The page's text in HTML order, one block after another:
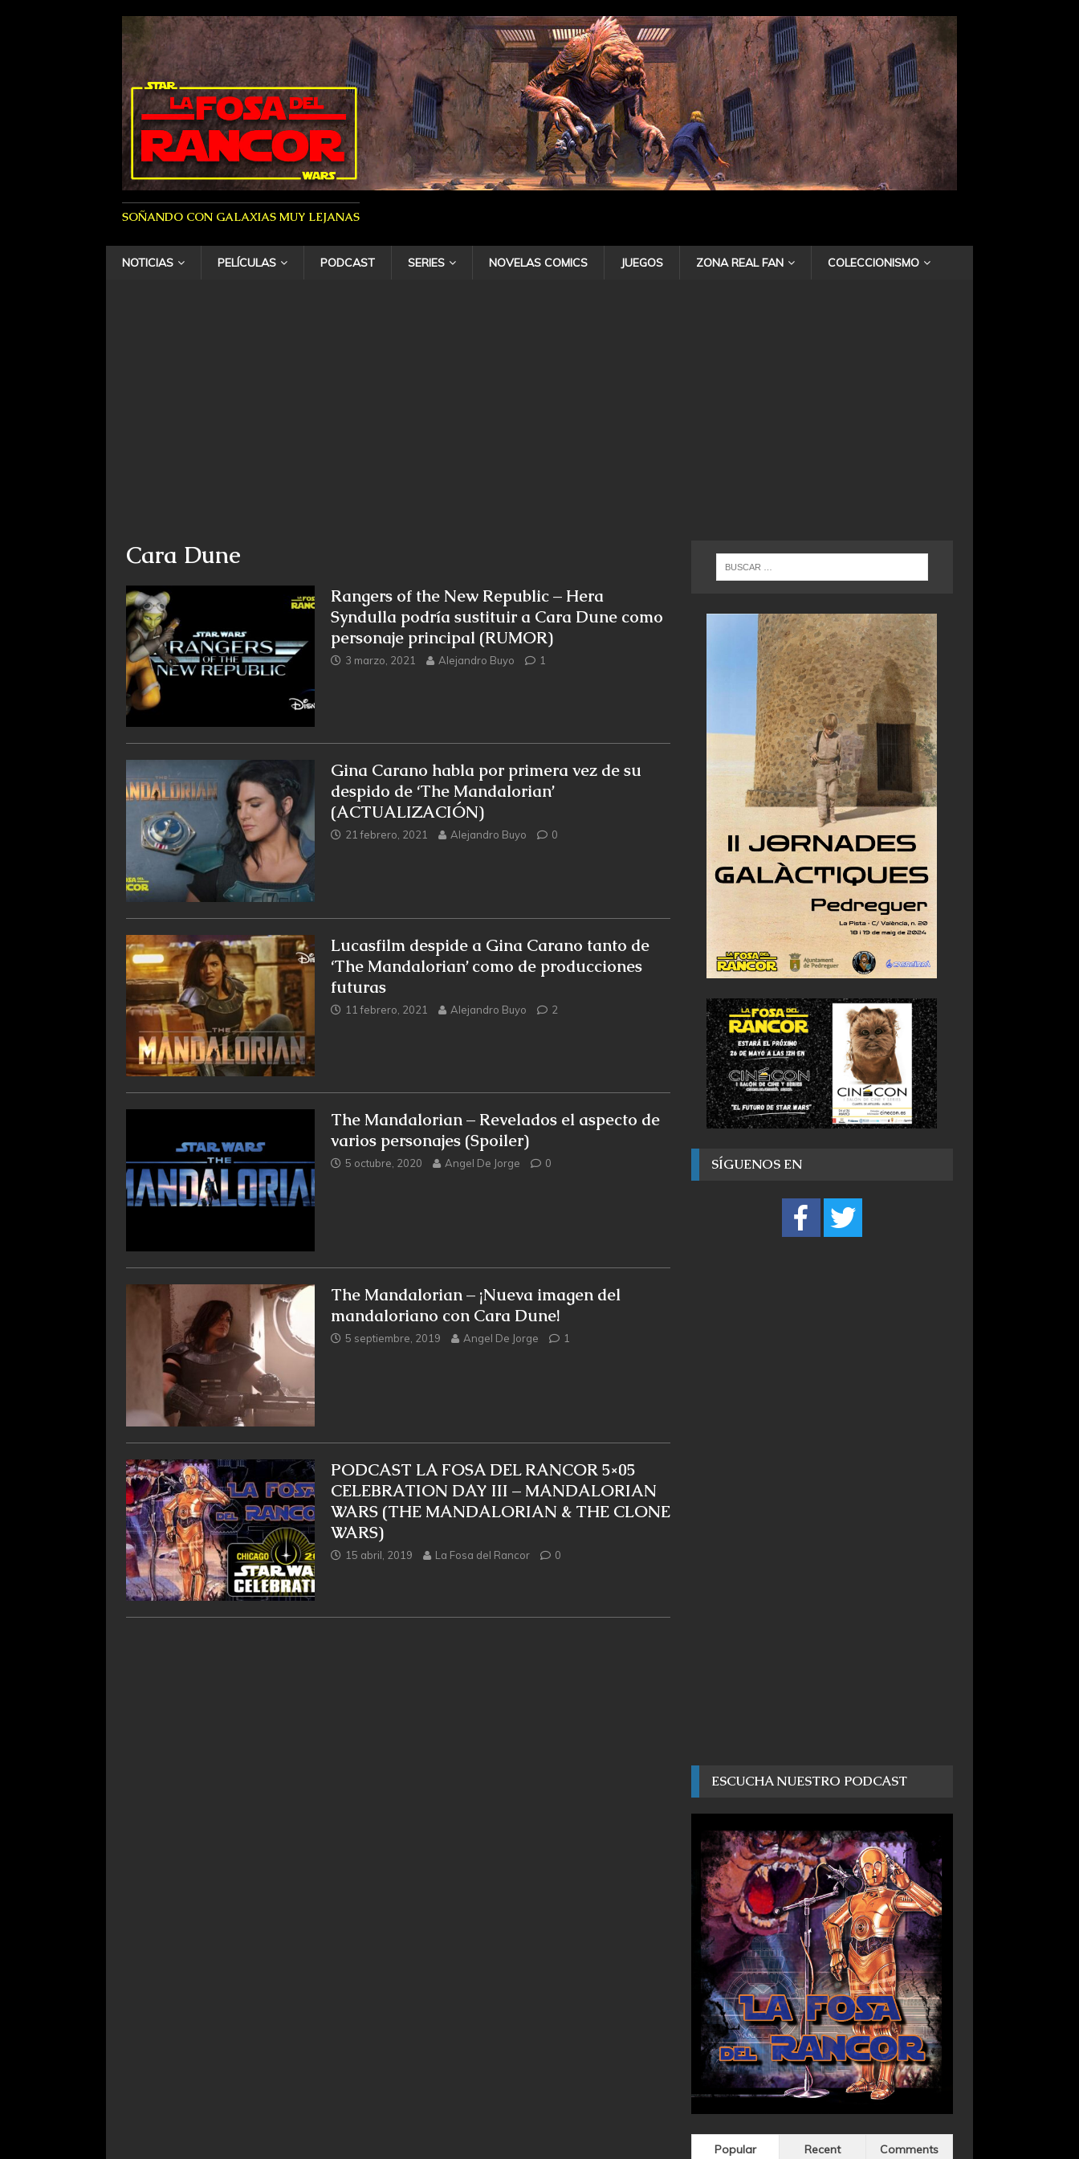
SOÑANDO CON GALAXIAS MUY LEJANAS
NOTICIAS PELÍCULAS PODCAST SERIES NOVELAS COMICS JUEGOS ZONA REAL FAN COLECCIONISMO
Cara Dune
Rangers of the New Republic – Hera
Syndulla podría sustituir a Cara Dune como
personaje principal (RUMOR)
3 marzo, 2021 Alejandro Buyo 1
Gina Carano habla por primera vez de su
despido de ‘The Mandalorian’
(ACTUALIZACIÓN)
21 febrero, 2021 Alejandro Buyo 0
Lucasfilm despide a Gina Carano tanto de
‘The Mandalorian’ como de producciones
futuras
11 febrero, 2021 Alejandro Buyo 2
The Mandalorian – Revelados el aspecto de
varios personajes (Spoiler)
5 octubre, 2020 Angel De Jorge 0
The Mandalorian – ¡Nueva imagen del
mandaloriano con Cara Dune!
5 septiembre, 2019 Angel De Jorge 1
PODCAST LA FOSA DEL RANCOR 5×05
CELEBRATION DAY III – MANDALORIAN
WARS (THE MANDALORIAN & THE CLONE
WARS)
15 abril, 2019 La Fosa del Rancor 0
SÍGUENOS EN
ESCUCHA NUESTRO PODCAST
Popular Recent Comments